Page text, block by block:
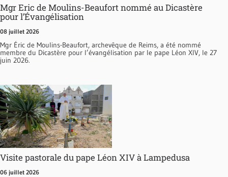
Mgr Eric de Moulins-Beaufort nommé au Dicastère
pour l’Évangélisation
08 juillet 2026
Mgr Éric de Moulins-Beaufort, archevêque de Reims, a été nommé
membre du Dicastère pour l’évangélisation par le pape Léon XIV, le 27
juin 2026.
Visite pastorale du pape Léon XIV à Lampedusa
06 juillet 2026